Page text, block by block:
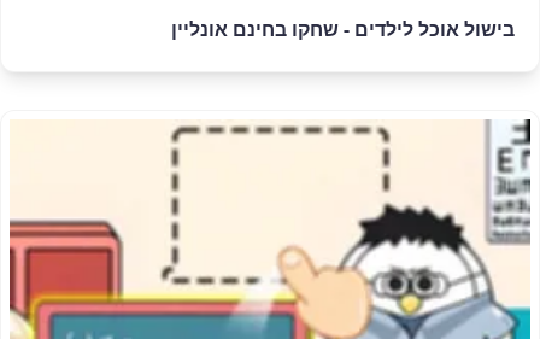
בישול אוכל לילדים - שחקו בחינם אונליין